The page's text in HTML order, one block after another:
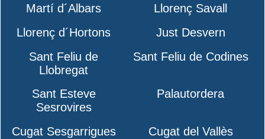
Martí d´Albars
Llorenç Savall
Llorenç d´Hortons
Just Desvern
Sant Feliu de
Llobregat
Sant Feliu de Codines
Sant Esteve
Sesrovires
Palautordera
Cugat Sesgarrigues
Cugat del Vallès